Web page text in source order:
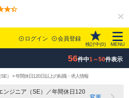
ログイン 会員登録
検討中(0) MENU
56件中1～50件表示
） × 年間休日120日以上の転職・求人情報
ンジニア（SE）／年間休日120